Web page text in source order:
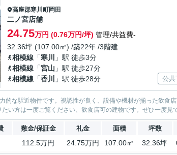
高座郡寒川町岡田
二ノ宮店舗
24.75万円 (0.76万円/坪) 管理/共益費-
32.36坪 (107.00㎡) /築22年 /3階建
相模線 「寒川
」駅 徒歩3分
相模線 「宮山 」駅 徒歩27分
相模線 「香川 」駅 徒歩28分 公共
的な駅近物件です。視認性が良く、設備や機材が揃った飲食
い方は一度ご覧ください、飲食店可の建物です。ぜひ一度見
敷金/保証金 礼金 面積 坪数
112.5万円 24.75万円 107.00㎡ 32.36坪